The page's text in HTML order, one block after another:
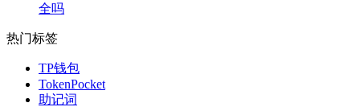
全吗
热门标签
TP钱包
TokenPocket
助记词